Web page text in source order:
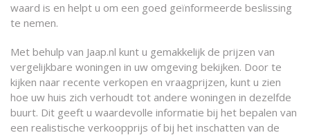
waard is en helpt u om een goed geïnformeerde beslissing
te nemen.
Met behulp van Jaap.nl kunt u gemakkelijk de prijzen van
vergelijkbare woningen in uw omgeving bekijken. Door te
kijken naar recente verkopen en vraagprijzen, kunt u zien
hoe uw huis zich verhoudt tot andere woningen in dezelfde
buurt. Dit geeft u waardevolle informatie bij het bepalen van
een realistische verkoopprijs of bij het inschatten van de